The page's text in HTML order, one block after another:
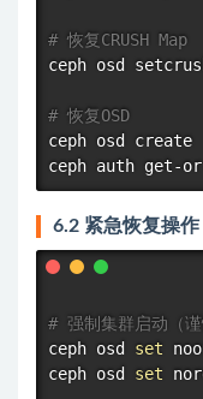
# 恢复CRUSH Map
ceph osd
# 恢复OSD
ceph osd create
ceph auth get-
6.2 紧急恢复操作
# 强制集群启动（谨
ceph osd set
ceph osd set